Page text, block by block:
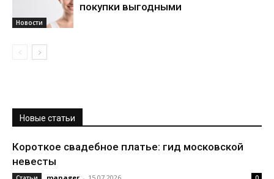
Новости
покупки выгодными
Новые статьи
Короткое свадебное платье: гид московской
невесты